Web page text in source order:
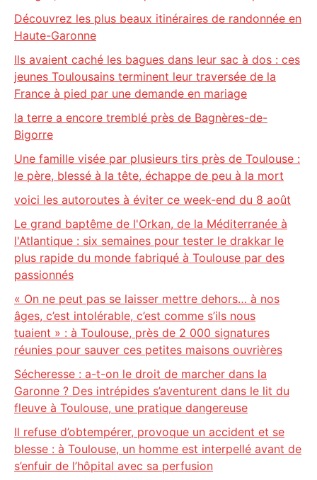
Découvrez les plus beaux itinéraires de randonnée en
Haute-Garonne
Ils avaient caché les bagues dans leur sac à dos : ces
jeunes Toulousains terminent leur traversée de la
France à pied par une demande en mariage
la terre a encore tremblé près de Bagnères-de-
Bigorre
Une famille visée par plusieurs tirs près de Toulouse :
le père, blessé à la tête, échappe de peu à la mort
voici les autoroutes à éviter ce week-end du 8 août
Le grand baptême de l'Orkan, de la Méditerranée à
l'Atlantique : six semaines pour tester le drakkar le
plus rapide du monde fabriqué à Toulouse par des
passionnés
« On ne peut pas se laisser mettre dehors… à nos
âges, c’est intolérable, c’est comme s’ils nous
tuaient » : à Toulouse, près de 2 000 signatures
réunies pour sauver ces petites maisons ouvrières
Sécheresse : a-t-on le droit de marcher dans la
Garonne ? Des intrépides s’aventurent dans le lit du
fleuve à Toulouse, une pratique dangereuse
Il refuse d’obtempérer, provoque un accident et se
blesse : à Toulouse, un homme est interpellé avant de
s’enfuir de l’hôpital avec sa perfusion